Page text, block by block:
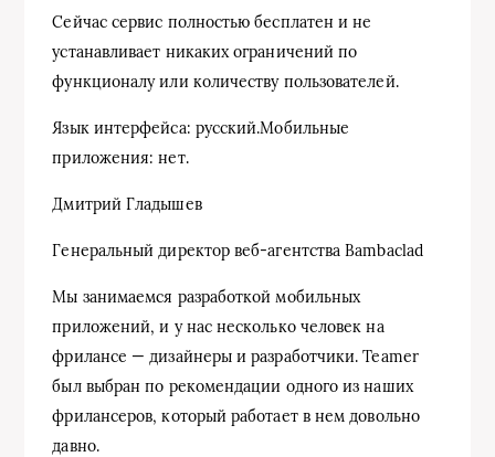
Сейчас сервис полностью бесплатен и не
устанавливает никаких ограничений по
функционалу или количеству пользователей.
Язык интерфейса: русский.Мобильные
приложения: нет.
Дмитрий Гладышев
Генеральный директор веб-агентства Bambaclad
Мы занимаемся разработкой мобильных
приложений, и у нас несколько человек на
фрилансе — дизайнеры и разработчики. Teamer
был выбран по рекомендации одного из наших
фрилансеров, который работает в нем довольно
давно.